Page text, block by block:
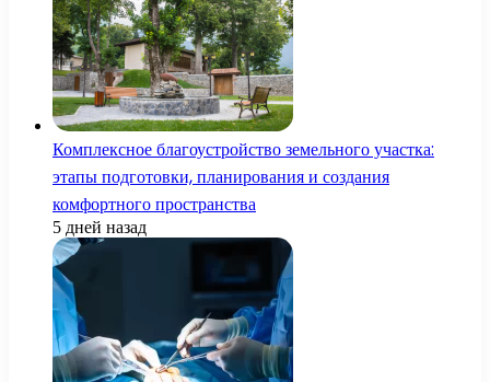
Комплексное благоустройство земельного участка:
этапы подготовки, планирования и создания
комфортного пространства
5 дней назад